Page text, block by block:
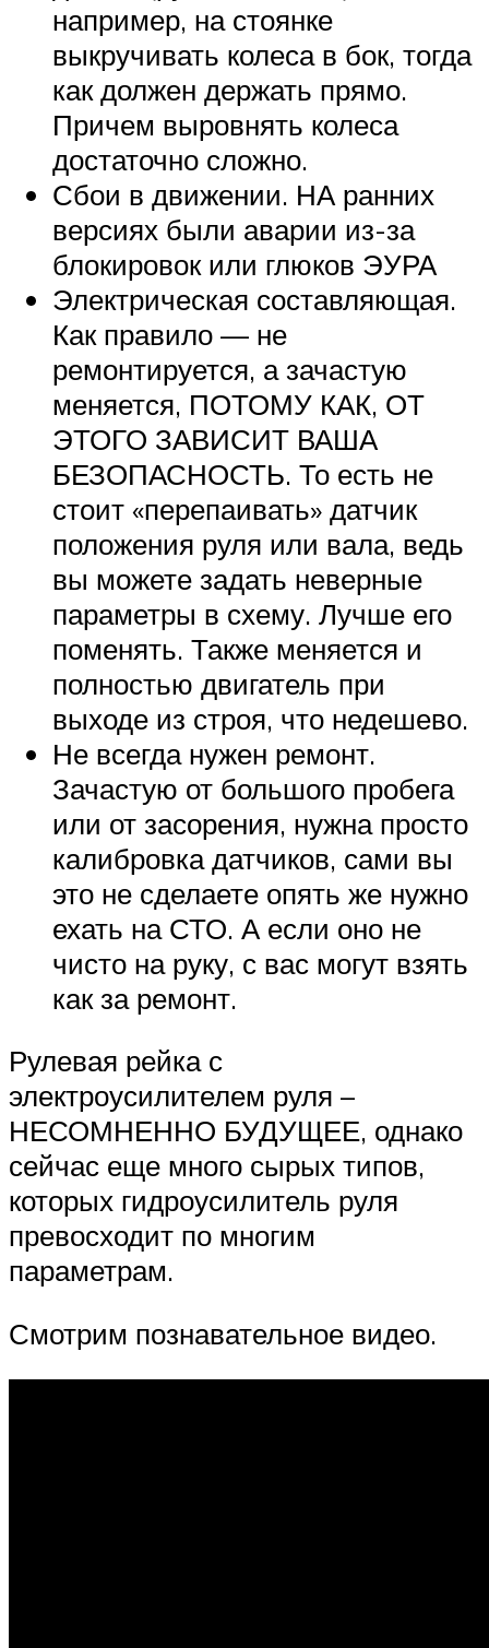
Меню
например, на стоянке
выкручивать колеса в бок, тогда
как должен держать прямо.
Причем выровнять колеса
достаточно сложно.
Сбои в движении. НА ранних
версиях были аварии из-за
блокировок или глюков ЭУРА
Электрическая составляющая.
Как правило — не
ремонтируется, а зачастую
меняется, ПОТОМУ КАК, ОТ
ЭТОГО ЗАВИСИТ ВАША
БЕЗОПАСНОСТЬ. То есть не
стоит «перепаивать» датчик
положения руля или вала, ведь
вы можете задать неверные
параметры в схему. Лучше его
поменять. Также меняется и
полностью двигатель при
выходе из строя, что недешево.
Не всегда нужен ремонт.
Зачастую от большого пробега
или от засорения, нужна просто
калибровка датчиков, сами вы
это не сделаете опять же нужно
ехать на СТО. А если оно не
чисто на руку, с вас могут взять
как за ремонт.
Рулевая рейка с
электроусилителем руля –
НЕСОМНЕННО БУДУЩЕЕ, однако
сейчас еще много сырых типов,
которых гидроусилитель руля
превосходит по многим
параметрам.
Смотрим познавательное видео.